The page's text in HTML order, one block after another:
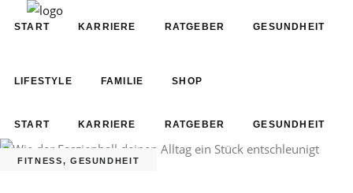
START KARRIERE RATGEBER GESUNDHEIT
START KARRIERE RATGEBER GESUNDHEIT
LIFESTYLE FAMILIE SHOP
FITNESS, GESUNDHEIT